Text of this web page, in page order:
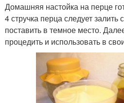
Домашняя настойка на перце
4 стручка перца следует
поставить в темное место.
процедить и использовать в